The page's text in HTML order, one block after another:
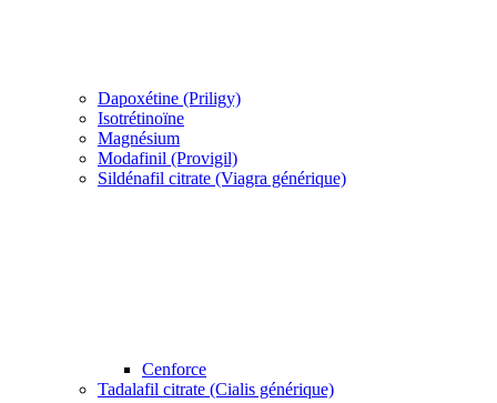
Dapoxétine (Priligy)
Isotrétinoïne
Magnésium
Modafinil (Provigil)
Sildénafil citrate (Viagra générique)
Cenforce
Tadalafil citrate (Cialis générique)